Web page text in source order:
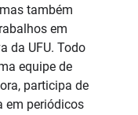
também
em
da UFU. Todo
equipe de
participa de
em periódicos